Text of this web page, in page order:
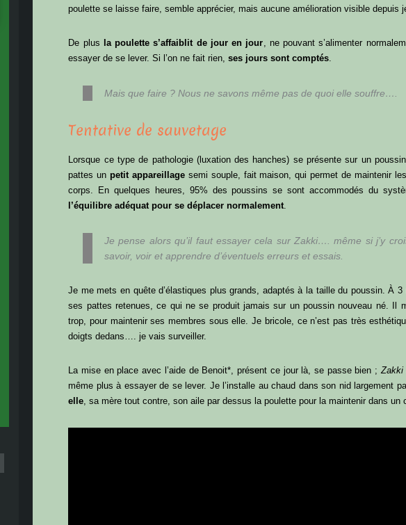
poulette se laisse faire, semble apprécier, mais aucune amélioration visible depuis
De plus la poulette s’affaiblit de jour en jour, ne pouvant s’alimenter
essayer de se lever. Si l’on ne fait rien,ses jours sont comptés.
Mais que faire ? Nous ne savons même pas de quoi elle souffre….
Tentative de sauvetage
Lorsque ce type de pathologie (luxation des hanches) se présente sur un
pattes unpetit appareillagesemi souple, fait maison, qui permet de maintenir
corps. En quelques heures, 95% des poussins se sont accommodés du
l’équilibre adéquat pour se déplacer normalement
Je pense alors qu’il faut essayer cela sur Zakki….
même si j’y
savoir, voir et apprendre d’éventuels erreurs et essais.
Je me mets en quête d’élastiques plus grands, adaptés à la taille du poussin. À 3
ses pattes retenues, ce qui ne se produit jamais sur un poussin nouveau né. Il
trop, pour maintenir ses membres sous elle. Je bricole, ce n’est pas très
doigts dedans…. je vais surveiller.
La mise en place avec l’aide de Benoit*, présent ce jour là, se passe bien ; Zakki
même plus à essayer de se lever. Je l’installe au chaud dans son nid largement
elle , sa mère tout contre, son aile par dessus la poulette pour la maintenir dans un